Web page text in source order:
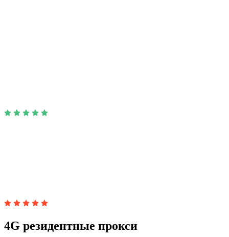
4G резидентные прокси